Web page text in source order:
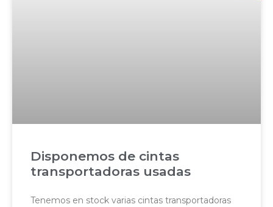
Disponemos de cintas
transportadoras usadas
Tenemos en stock varias cintas transportadoras